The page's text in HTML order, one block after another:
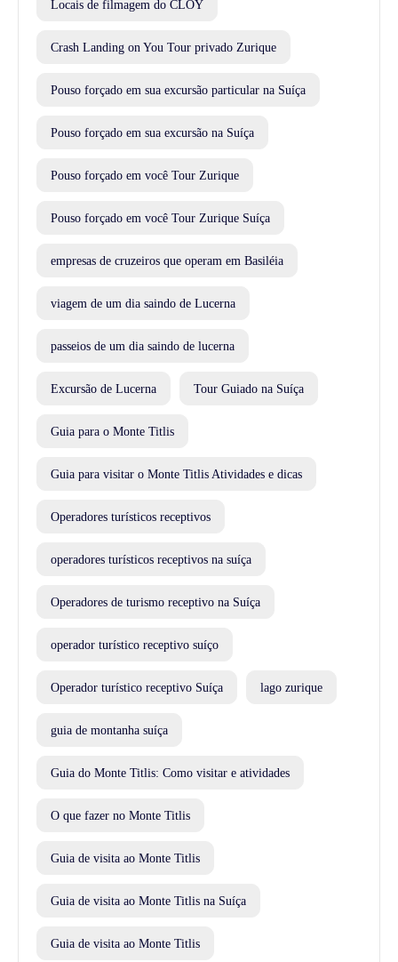
Locais de filmagem do CLOY
Crash Landing on You Tour privado Zurique
Pouso forçado em sua excursão particular na Suíça
Pouso forçado em sua excursão na Suíça
Pouso forçado em você Tour Zurique
Pouso forçado em você Tour Zurique Suíça
empresas de cruzeiros que operam em Basiléia
viagem de um dia saindo de Lucerna
passeios de um dia saindo de lucerna
Excursão de Lucerna Tour Guiado na Suíça
Guia para o Monte Titlis
Guia para visitar o Monte Titlis Atividades e dicas
Operadores turísticos receptivos
operadores turísticos receptivos na suíça
Operadores de turismo receptivo na Suíça
operador turístico receptivo suíço
Operador turístico receptivo Suíça lago zurique
guia de montanha suíça
Guia do Monte Titlis: Como visitar e atividades
O que fazer no Monte Titlis
Guia de visita ao Monte Titlis
Guia de visita ao Monte Titlis na Suíça
Guia de visita ao Monte Titlis